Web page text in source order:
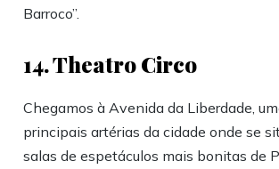
Barroco”.
14. Theatro Circo
Chegamos à Avenida da Liberdade,
principais artérias da cidade onde se
salas de espetáculos mais bonitas de